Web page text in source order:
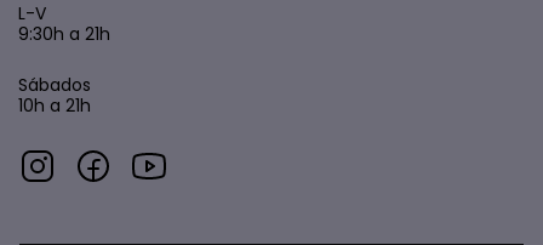
L-V
9:30h a 21h
Sábados
10h a 21h